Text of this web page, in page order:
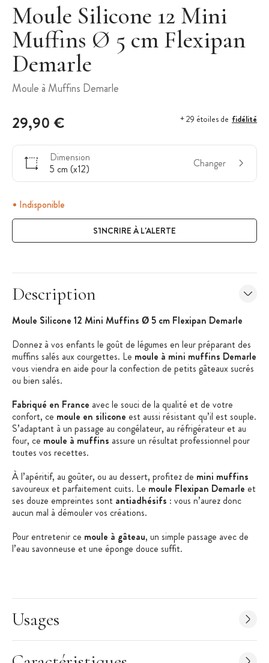
Moule Silicone 12 Mini
Muffins Ø 5 cm Flexipan
Demarle
Moule à Muffins Demarle
29,90 € + 29 étoiles de fidélité
Dimension
5 cm (x12)
Changer
Indisponible
S'INCRIRE À L'ALERTE
Description
Moule Silicone 12 Mini Muffins Ø 5 cm Flexipan Demarle
Donnez à vos enfants le goût de légumes en leur préparant des
muffins salés aux courgettes. Le moule à mini muffins Demarle
vous viendra en aide pour la confection de petits gâteaux sucrés
ou bien salés.
Fabriqué en France avec le souci de la qualité et de votre
confort, ce moule en silicone est aussi résistant qu’il est souple.
S’adaptant à un passage au congélateur, au réfrigérateur et au
four, ce moule à muffins assure un résultat professionnel pour
toutes vos recettes.
À l’apéritif, au goûter, ou au dessert, profitez de mini muffins
savoureux et parfaitement cuits. Le moule Flexipan Demarle et
ses douze empreintes sont antiadhésifs : vous n’aurez donc
aucun mal à démouler vos créations.
Pour entretenir ce moule à gâteau, un simple passage avec de
l’eau savonneuse et une éponge douce suffit.
Fabriqué en France
Antiadhésif
Résiste de -40 à +240°C
Usages